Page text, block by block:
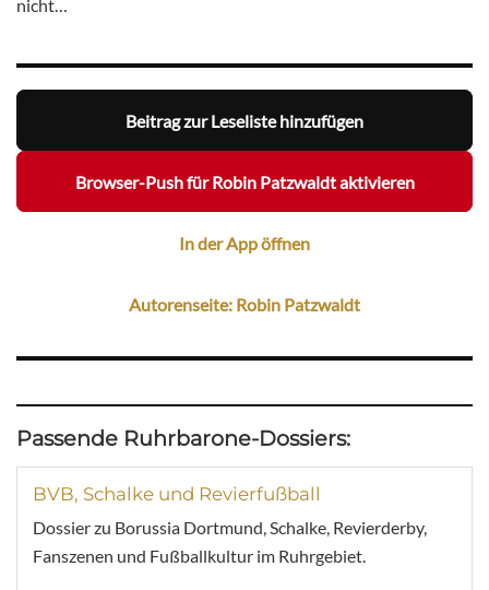
nicht…
Beitrag zur Leseliste hinzufügen
Browser-Push für Robin Patzwaldt aktivieren
In der App öffnen
Autorenseite: Robin Patzwaldt
Passende Ruhrbarone-Dossiers:
BVB, Schalke und Revierfußball
Dossier zu Borussia Dortmund, Schalke, Revierderby,
Fanszenen und Fußballkultur im Ruhrgebiet.